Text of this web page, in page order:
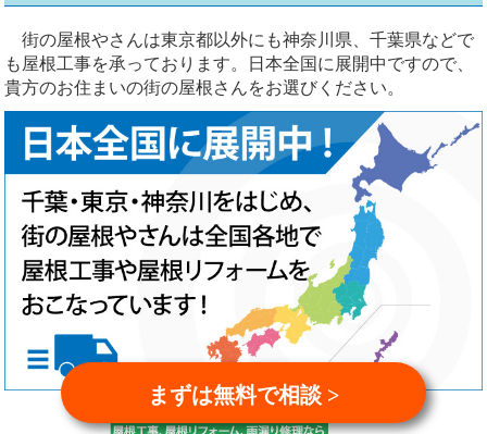
街の屋根やさんは東京都以外にも神奈川県、千葉県などで
も屋根工事を承っております。日本全国に展開中ですので、
貴方のお住まいの街の屋根さんをお選びください。
まずは無料で相談 >